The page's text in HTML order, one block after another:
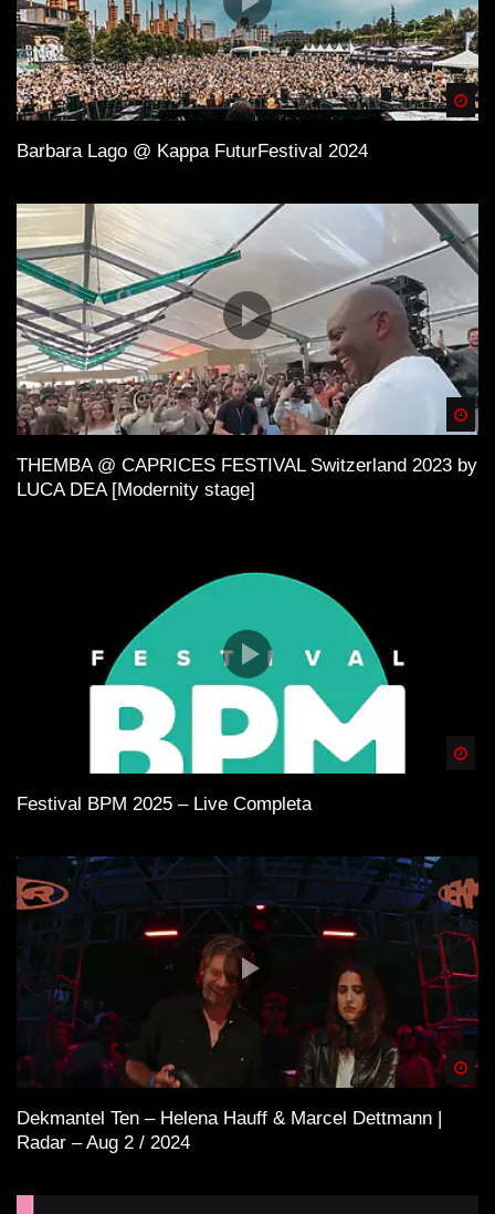
Barbara Lago @ Kappa FuturFestival 2024
THEMBA @ CAPRICES FESTIVAL Switzerland 2023 by
LUCA DEA [Modernity stage]
Festival BPM 2025 – Live Completa
Dekmantel Ten – Helena Hauff & Marcel Dettmann |
Radar – Aug 2 / 2024